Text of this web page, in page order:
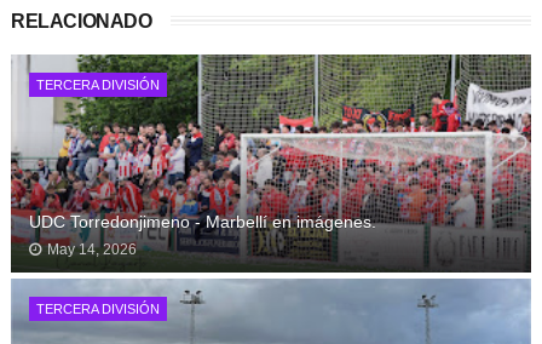
RELACIONADO
TERCERA DIVISIÓN
UDC Torredonjimeno - Marbellí en imágenes.
May 14, 2026
TERCERA DIVISIÓN